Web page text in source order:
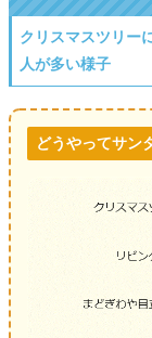
クリスマスツリー
人が多い様子
どうやってサン